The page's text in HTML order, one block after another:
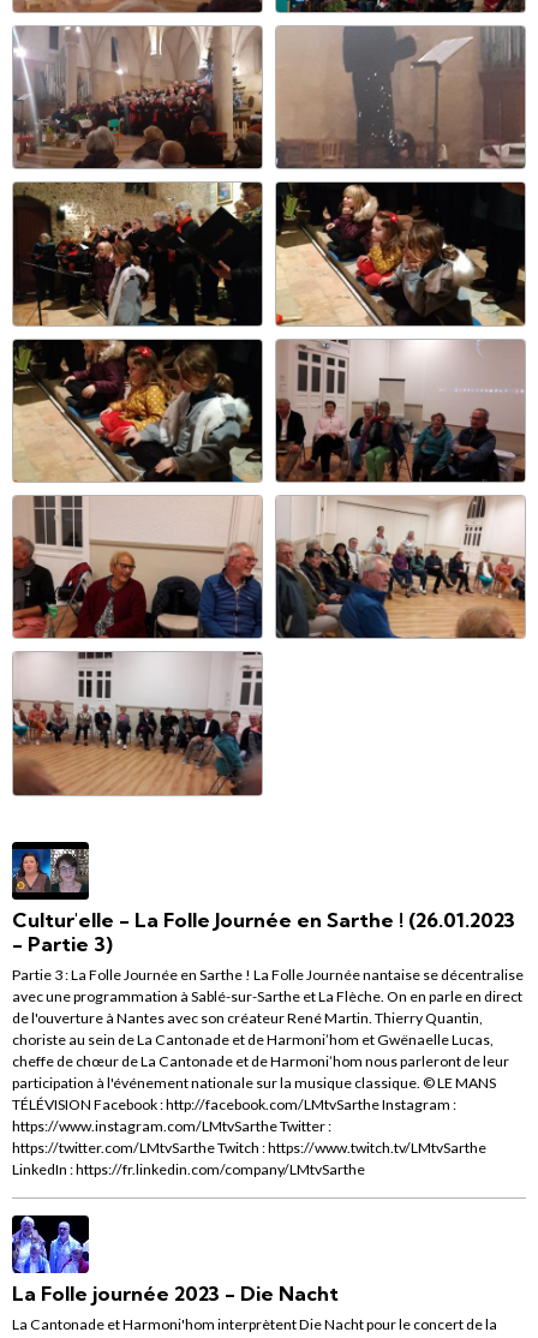
Cultur'elle - La Folle Journée en Sarthe ! (26.01.2023
- Partie 3)
Partie 3 : La Folle Journée en Sarthe ! La Folle Journée nantaise se décentralise
avec une programmation à Sablé-sur-Sarthe et La Flèche. On en parle en direct
de l'ouverture à Nantes avec son créateur René Martin. Thierry Quantin,
choriste au sein de La Cantonade et de Harmoni’hom et Gwënaelle Lucas,
cheffe de chœur de La Cantonade et de Harmoni’hom nous parleront de leur
participation à l'événement nationale sur la musique classique. © LE MANS
TÉLÉVISION Facebook : http://facebook.com/LMtvSarthe Instagram :
https://www.instagram.com/LMtvSarthe Twitter :
https://twitter.com/LMtvSarthe Twitch : https://www.twitch.tv/LMtvSarthe
LinkedIn : https://fr.linkedin.com/company/LMtvSarthe
La Folle journée 2023 - Die Nacht
La Cantonade et Harmoni'hom interprètent Die Nacht pour le concert de la